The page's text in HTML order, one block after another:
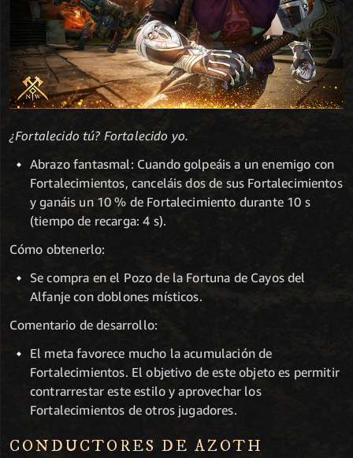
¿Fortalecido tú? Fortalecido yo.
Abrazo fantasmal: Cuando golpeáis a un enemigo con
Fortalecimientos, canceláis dos de sus Fortalecimientos
y ganáis un 10 % de Fortalecimiento durante 10 s
(tiempo de recarga: 4 s).
Cómo obtenerlo:
Se compra en el Pozo de la Fortuna de Cayos del
Alfanje con doblones místicos.
Comentario de desarrollo:
El meta favorece mucho la acumulación de
Fortalecimientos. El objetivo de este objeto es permitir
contrarrestar este estilo y aprovechar los
Fortalecimientos de otros jugadores.
CONDUCTORES DE AZOTH